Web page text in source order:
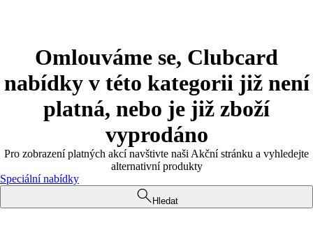
Omlouváme se, Clubcard
nabídky v této kategorii již není
platná, nebo je již zboží
vyprodáno
Pro zobrazení platných akcí navštivte naši Akční stránku a vyhledejte
alternativní produkty
Speciální nabídky
Hledat